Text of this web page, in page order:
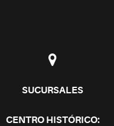
SUCURSALES
CENTRO HISTÓRICO: